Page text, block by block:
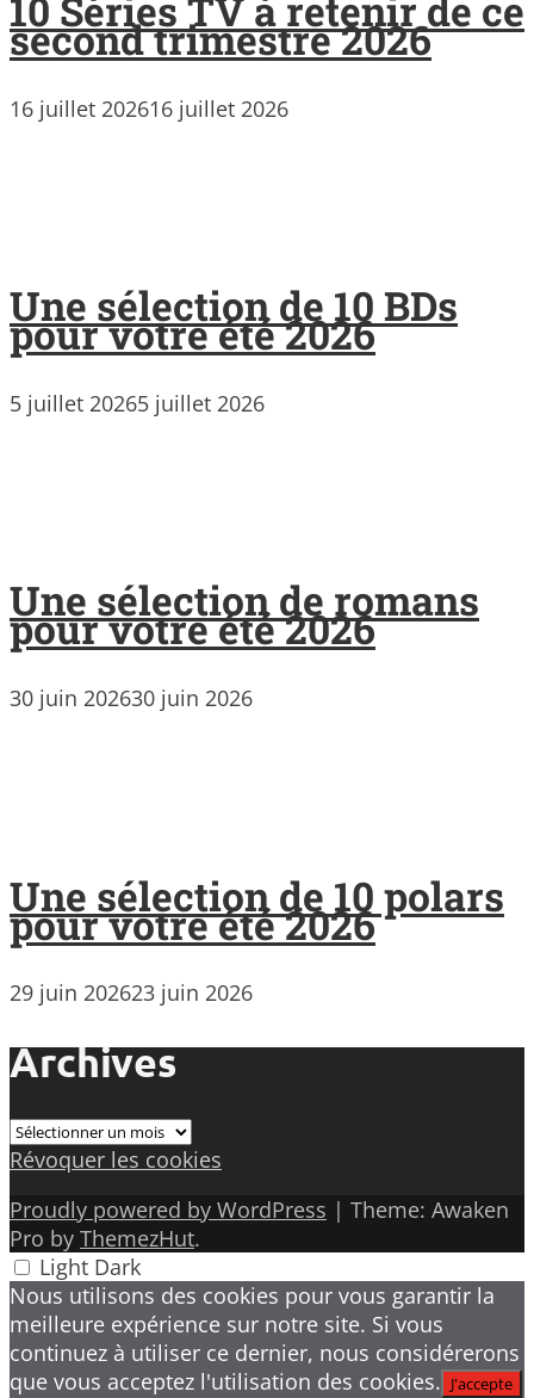
10 Séries TV à retenir de ce
second trimestre 2026
16 juillet 202616 juillet 2026
Une sélection de 10 BDs
pour votre été 2026
5 juillet 20265 juillet 2026
Une sélection de romans
pour votre été 2026
30 juin 202630 juin 2026
Une sélection de 10 polars
pour votre été 2026
29 juin 202623 juin 2026
Archives
Archives
Révoquer les cookies
Proudly powered by WordPress | Theme: Awaken
Pro by ThemezHut.
Light Dark
Nous utilisons des cookies pour vous garantir la
meilleure expérience sur notre site. Si vous
continuez à utiliser ce dernier, nous considérerons
que vous acceptez l'utilisation des cookies. J'accepte